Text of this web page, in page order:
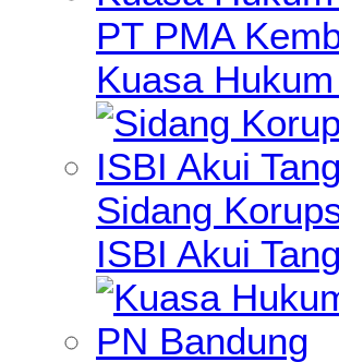
PT PMA
Kuasa
Sidang
ISBI Akui